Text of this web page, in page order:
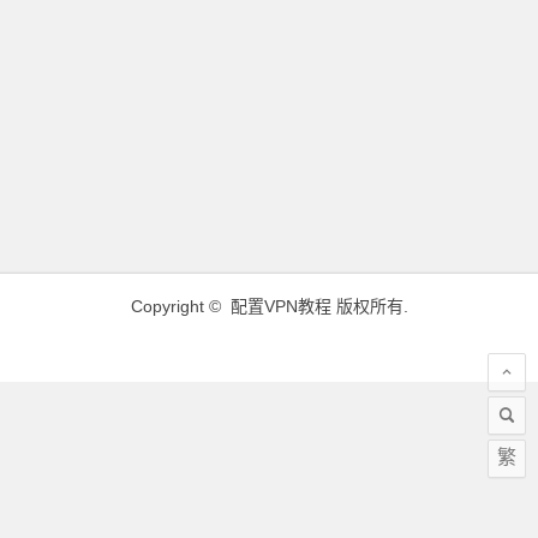
Copyright © 配置VPN教程版权所有.
繁